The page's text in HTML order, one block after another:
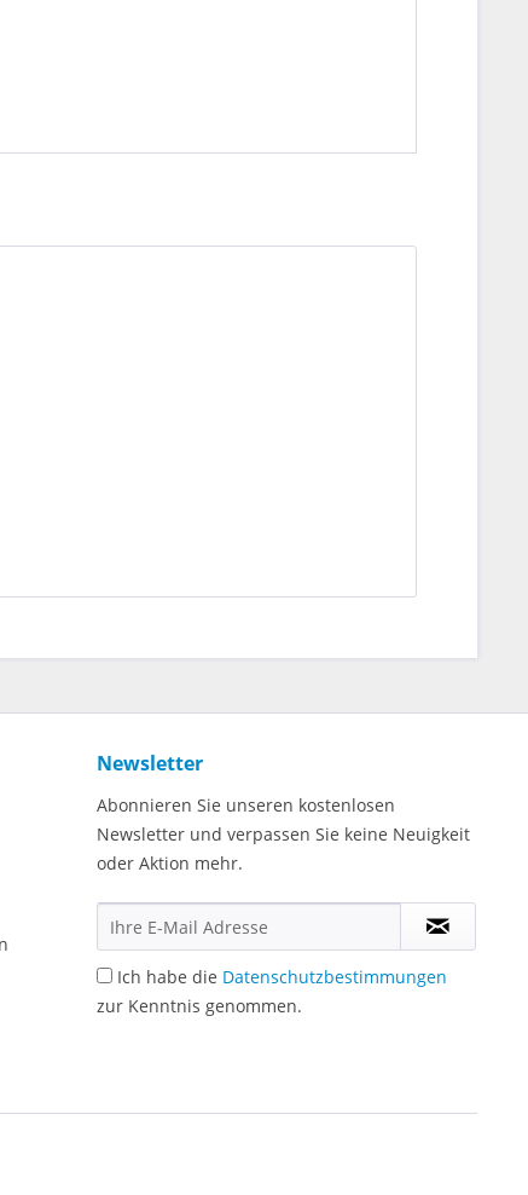
Newsletter
Abonnieren Sie unseren kostenlosen
Newsletter und verpassen Sie keine Neuigkeit
oder Aktion mehr.
Ich habe die Datenschutzbestimmungen
zur Kenntnis genommen.